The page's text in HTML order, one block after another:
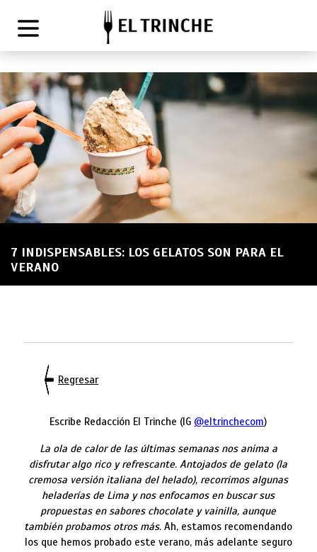
7 INDISPENSABLES: LOS GELATOS SON PARA EL
VERANO
Regresar
Escribe Redacción El Trinche (IG @eltrinchecom)
La ola de calor de las últimas semanas nos anima a
disfrutar algo rico y refrescante. Antojados de gelato (la
cremosa versión italiana del helado), recorrimos algunas
heladerías de Lima y nos enfocamos en buscar sus
propuestas en sabores chocolate y vainilla, aunque
también probamos otros más. Ah, estamos recomendando
los que hemos probado este verano, más adelante seguro